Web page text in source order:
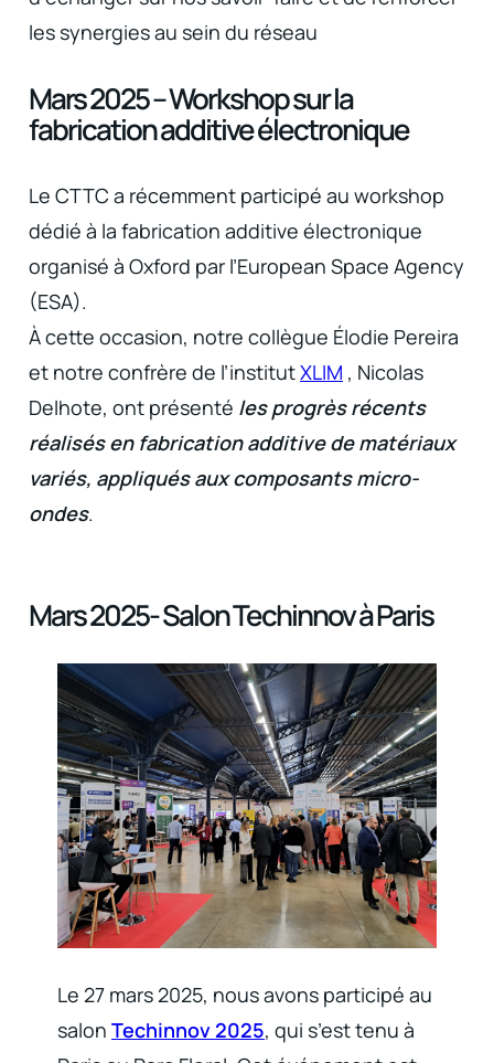
les synergies au sein du réseau
Mars 2025 – Workshop sur la
fabrication additive électronique
Le CTTC a récemment participé au workshop
dédié à la fabrication additive électronique
organisé à Oxford par l’European Space Agency
(ESA).
À cette occasion, notre collègue Élodie Pereira
et notre confrère de l’institutXLIM , Nicolas
Delhote, ont présenté les progrès récents
réalisés en fabrication additive de matériaux
variés, appliqués aux composants micro-
ondes.
Mars 2025- Salon Techinnov à Paris
Le 27 mars 2025, nous avons participé au
salon Techinnov 2025, qui s’est tenu à